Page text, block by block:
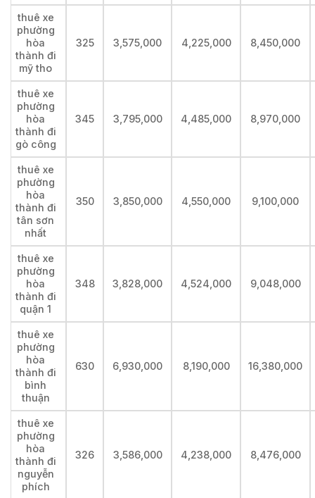
thuê xe
phường
hòa
thành đi
mỹ tho
325 3,575,000 4,225,000 8,450,000
thuê xe
phường
hòa
thành đi
gò công
345 3,795,000 4,485,000 8,970,000
thuê xe
phường
hòa
thành đi
tân sơn
nhất
350 3,850,000 4,550,000 9,100,000
thuê xe
phường
hòa
thành đi
quận 1
348 3,828,000 4,524,000 9,048,000
thuê xe
phường
hòa
thành đi
bình
thuận
630 6,930,000 8,190,000 16,380,000
thuê xe
phường
hòa
thành đi
nguyễn
phích
326 3,586,000 4,238,000 8,476,000